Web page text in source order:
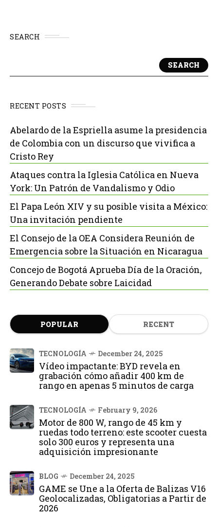
SEARCH
SEARCH
RECENT POSTS
Abelardo de la Espriella asume la presidencia
de Colombia con un discurso que vivifica a
Cristo Rey
Ataques contra la Iglesia Católica en Nueva
York: Un Patrón de Vandalismo y Odio
El Papa León XIV y su posible visita a México:
Una invitación pendiente
El Consejo de la OEA Considera Reunión de
Emergencia sobre la Situación en Nicaragua
Concejo de Bogotá Aprueba Día de la Oración,
Generando Debate sobre Laicidad
POPULAR RECENT
TECNOLOGÍA December 24, 2025
Vídeo impactante: BYD revela en
grabación cómo añadir 400 km de
rango en apenas 5 minutos de carga
TECNOLOGÍA February 9, 2026
Motor de 800 W, rango de 45 km y
ruedas todo terreno: este scooter cuesta
solo 300 euros y representa una
adquisición impresionante
BLOG December 24, 2025
GAME se Une a la Oferta de Balizas V16
Geolocalizadas, Obligatorias a Partir de
2026